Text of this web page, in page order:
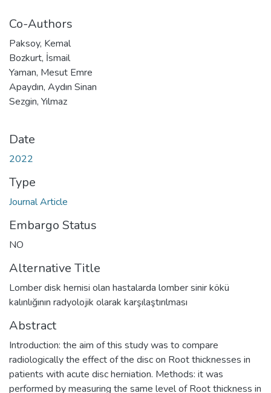
Co-Authors
Paksoy, Kemal
Bozkurt, İsmail
Yaman, Mesut Emre
Apaydın, Aydın Sinan
Sezgin, Yılmaz
Date
2022
Type
Journal Article
Embargo Status
NO
Alternative Title
Lomber disk hernisi olan hastalarda lomber sinir kökü
kalınlığının radyolojik olarak karşılaştırılması
Abstract
Introduction: the aim of this study was to compare
radiologically the effect of the disc on Root thicknesses in
patients with acute disc herniation. Methods: it was
performed by measuring the same level of Root thickness in